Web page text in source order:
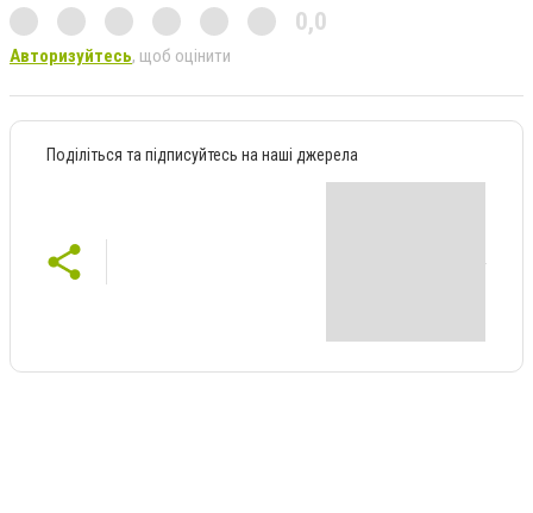
0,0
Авторизуйтесь, щоб оцінити
Поділіться та підписуйтесь на наші джерела